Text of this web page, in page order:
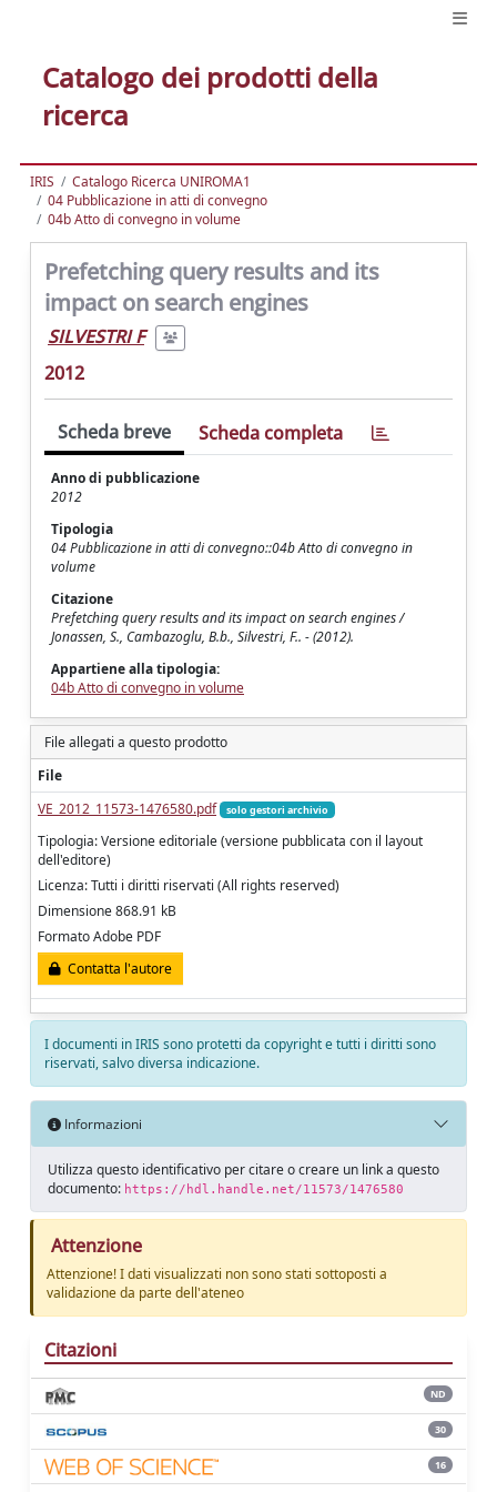
Catalogo dei prodotti della
ricerca
IRIS
Catalogo Ricerca UNIROMA1
04 Pubblicazione in atti di convegno
04b Atto di convegno in volume
Prefetching query results and its
impact on search engines
SILVESTRI F
2012
Scheda breve Scheda completa
Anno di pubblicazione
2012
Tipologia
04 Pubblicazione in atti di convegno::04b Atto di convegno in
volume
Citazione
Prefetching query results and its impact on search engines /
Jonassen, S., Cambazoglu, B.b., Silvestri, F.. - (2012).
Appartiene alla tipologia:
04b Atto di convegno in volume
File allegati a questo prodotto
File
VE_2012_11573-1476580.pdf
solo gestori archivio
Tipologia: Versione editoriale (versione pubblicata con il layout
dell'editore)
Licenza: Tutti i diritti riservati (All rights reserved)
Dimensione 868.91 kB
Formato Adobe PDF
Contatta l'autore
I documenti in IRIS sono protetti da copyright e tutti i diritti sono
riservati, salvo diversa indicazione.
Informazioni
Utilizza questo identificativo per citare o creare un link a questo
documento: https://hdl.handle.net/11573/1476580
Attenzione
Attenzione! I dati visualizzati non sono stati sottoposti a
validazione da parte dell'ateneo
Citazioni
ND
30
16